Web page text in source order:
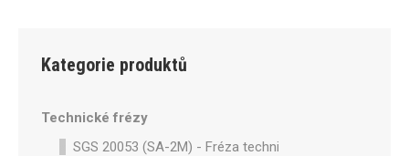
Kategorie produktů
Technické frézy
SGS 20053 (SA-2M) - Fréza technická SA-2M válcová